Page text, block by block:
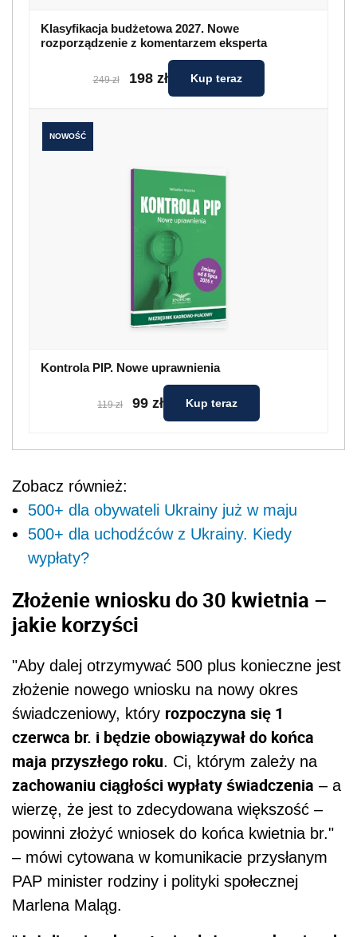
Klasyfikacja budżetowa 2027. Nowe
rozporządzenie z komentarzem eksperta
249 zł 198 zł Kup teraz
NOWOŚĆ
Kontrola PIP. Nowe uprawnienia
119 zł 99 zł Kup teraz
Zobacz również:
500+ dla obywateli Ukrainy już w maju
500+ dla uchodźców z Ukrainy. Kiedy
wypłaty?
Złożenie wniosku do 30 kwietnia –
jakie korzyści
"Aby dalej otrzymywać 500 plus konieczne jest
złożenie nowego wniosku na nowy okres
świadczeniowy, który rozpoczyna się 1
czerwca br. i będzie obowiązywał do końca
maja przyszłego roku. Ci, którym zależy na
zachowaniu ciągłości wypłaty świadczenia – a
wierzę, że jest to zdecydowana większość –
powinni złożyć wniosek do końca kwietnia br."
– mówi cytowana w komunikacie przysłanym
PAP minister rodziny i polityki społecznej
Marlena Maląg.